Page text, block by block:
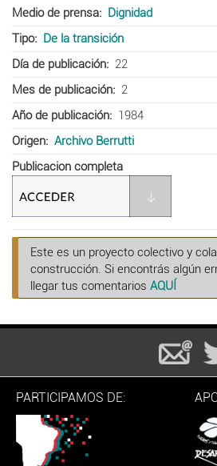
Medio de prensa
Dignidad
Tipo
De la transición
Día de publicación
22
Mes de publicación
2
Año de publicación
1984
Origen
Archivo Berrutti
Publicacion completa
Este es un proyecto colectivo y
construcción. Si encontrás algún
llegar tus comentarios AQUÍ
PARTICIPAMOS DE: